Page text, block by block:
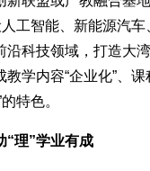
人工智能、新能源汽
沿科技领域，打造大
学内容“企业化”、课
特色。
“理”学业有成